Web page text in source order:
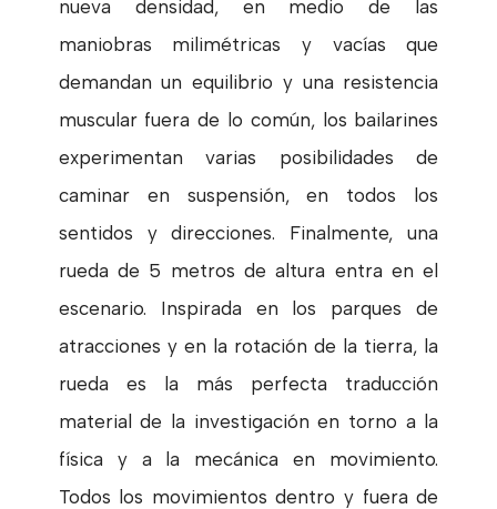
nueva densidad, en medio de las
maniobras milimétricas y vacías que
demandan un equilibrio y una resistencia
muscular fuera de lo común, los bailarines
experimentan varias posibilidades de
caminar en suspensión, en todos los
sentidos y direcciones. Finalmente, una
rueda de 5 metros de altura entra en el
escenario. Inspirada en los parques de
atracciones y en la rotación de la tierra, la
rueda es la más perfecta traducción
material de la investigación en torno a la
física y a la mecánica en movimiento.
Todos los movimientos dentro y fuera de